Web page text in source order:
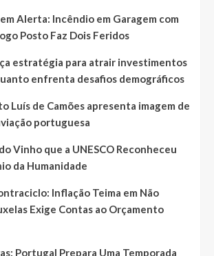
Alerta: Incêndio em Garagem com
Posto Faz Dois Feridos
estratégia para atrair investimentos
enfrenta desafios demográficos
Luís de Camões apresenta imagem de
portuguesa
Vinho que a UNESCO Reconheceu
da Humanidade
Inflação Teima em Não
Exige Contas ao Orçamento
Portugal Prepara Uma Temporada